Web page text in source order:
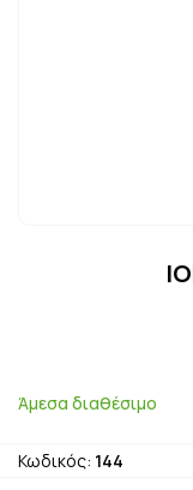
Κωδικός: 144
Άμεσα διαθέσιμο